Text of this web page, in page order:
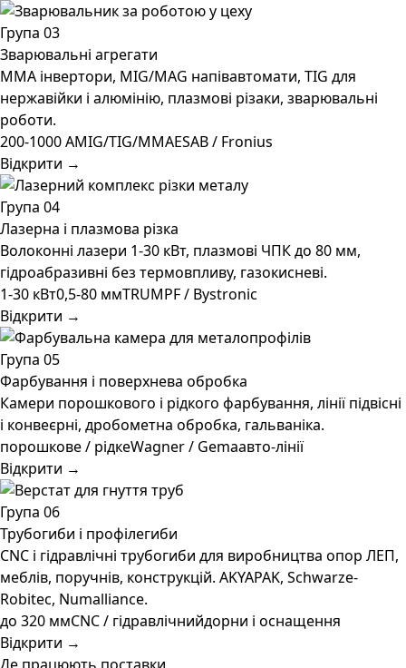
Група 03
Зварювальні агрегати
MMA інвертори, MIG/MAG напівавтомати, TIG для
нержавійки і алюмінію, плазмові різаки, зварювальні
роботи.
200-1000 АMIG/TIG/MMAESAB / Fronius
Відкрити →
Група 04
Лазерна і плазмова різка
Волоконні лазери 1-30 кВт, плазмові ЧПК до 80 мм,
гідроабразивні без термовпливу, газокисневі.
1-30 кВт0,5-80 ммTRUMPF / Bystronic
Відкрити →
Група 05
Фарбування і поверхнева обробка
Камери порошкового і рідкого фарбування, лінії підвісні
і конвеєрні, дробометна обробка, гальваніка.
порошкове / рідкеWagner / Gemaавто-лінії
Відкрити →
Група 06
Трубогиби і профілегиби
CNC і гідравлічні трубогиби для виробництва опор ЛЕП,
меблів, поручнів, конструкцій. AKYAPAK, Schwarze-
Robitec, Numalliance.
до 320 ммCNC / гідравлічнийдорни і оснащення
Відкрити →